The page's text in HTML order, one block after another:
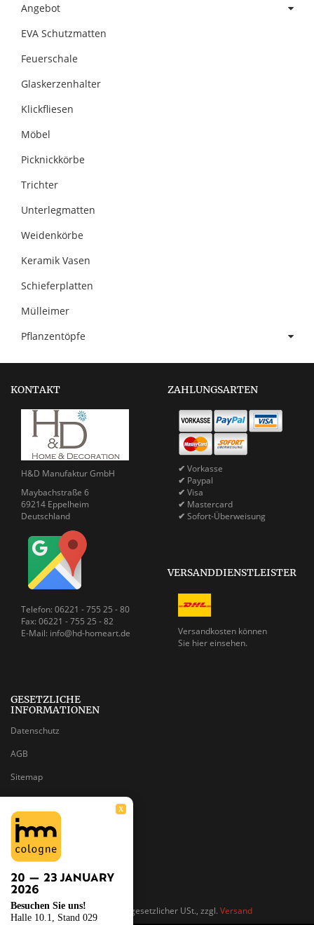
X
Besuchen Sie uns!
Halle 10.1, Stand 029
Angebot
EVA Schutzmatten
Feuerschale
Glaskerzenhalter
Klickfliesen
Möbel
Picknickkörbe
Trichter
Unterlegmatten
Weidenkörbe
Keramik Vasen
Schieferplatten
Mülleimer
Pflanzentöpfe
KONTAKT
H&D Manufaktur GmbH
Maybachstraße 6
69214 Eppelheim
Deutschland
Telefon: 06221 - 755 25 - 80
Fax: 06221 - 755 25 - 82
E-Mail: info@hd-homeart.de
ZAHLUNGSARTEN
✔ Vorkasse
✔ Paypal
✔ Visa
✔ Mastercard
✔ Sofort-Überweisung
VERSANDDIENSTLEISTER
Versandkosten können
Sie hier einsehen.
GESETZLICHE
INFORMATIONEN
Datenschutz
AGB
Sitemap
Impressum
Batteriegesetzhinweise
Widerrufsrecht
* Alle Preise inkl. gesetzlicher USt., zzgl. Versand